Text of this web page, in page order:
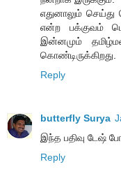
எதுனாலும்
என்ற பக்குவம்
இன்னமும்
கொண்டிருக்கிறது.
Reply
butterfly Surya
இந்த பதிவு டேஷ்
Reply